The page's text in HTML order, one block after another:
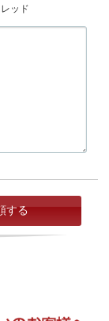
ッド